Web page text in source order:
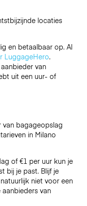
locaties
en betaalbaar op. Al
LuggageHero.
van
uit een uur- of
bagageopslag
in Milano
of €1 per uur kun je
bij je past. Blijf je
niet voor een
van